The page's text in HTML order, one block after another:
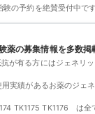
の予約を絶賛受付中です
薬の募集情報を多数掲
が有る方にはジェネリ
用実績があるお薬のジェ
TK1175 TK1176 は全